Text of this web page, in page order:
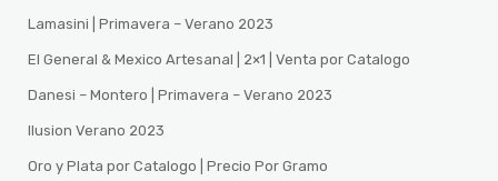
Lamasini | Primavera – Verano 2023
El General & Mexico Artesanal | 2×1 | Venta por Catalogo
Danesi – Montero | Primavera – Verano 2023
Ilusion Verano 2023
Oro y Plata por Catalogo | Precio Por Gramo